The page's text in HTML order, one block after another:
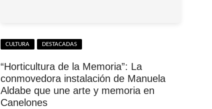
CULTURA DESTACADAS
“Horticultura de la Memoria”: La
conmovedora instalación de Manuela
Aldabe que une arte y memoria en
Canelones